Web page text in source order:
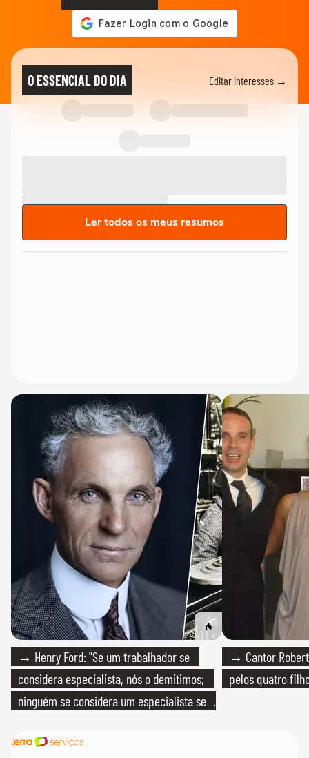
O ESSENCIAL DO DIA Editar interesses →
Ler todos os meus resumos
→ Henry Ford: "Se um trabalhador se
considera especialista, nós o demitimos;
ninguém se considera um especialista se
→ Cantor
pelos quatro